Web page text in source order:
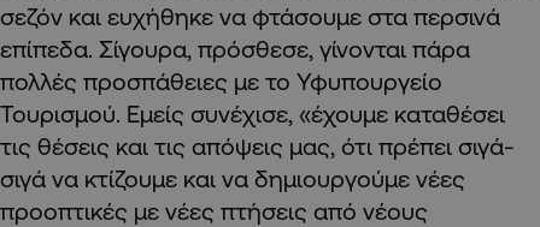
σεζόν και ευχήθηκε να φτάσουμε στα περσινά
επίπεδα. Σίγουρα, πρόσθεσε, γίνονται πάρα
πολλές προσπάθειες με το Υφυπουργείο
Τουρισμού. Εμείς συνέχισε, «έχουμε καταθέσει
τις θέσεις και τις απόψεις μας, ότι πρέπει σιγά-
σιγά να κτίζουμε και να δημιουργούμε νέες
προοπτικές με νέες πτήσεις από νέους